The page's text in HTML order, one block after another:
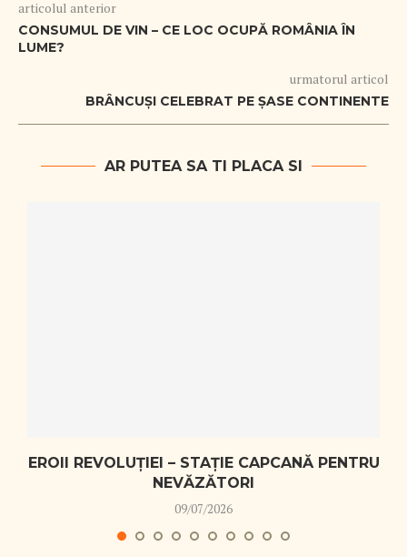
articolul anterior
CONSUMUL DE VIN – CE LOC OCUPĂ ROMÂNIA ÎN
LUME?
urmatorul articol
BRÂNCUȘI CELEBRAT PE ȘASE CONTINENTE
AR PUTEA SA TI PLACA SI
EROII REVOLUȚIEI – STAȚIE CAPCANĂ PENTRU
NEVĂZĂTORI
09/07/2026